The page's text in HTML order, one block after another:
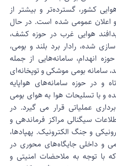
گسترده‌تر و بیشتر از
عمومی شده است. در حال
هوایی غرب در حوزه کشف،
شده، رادار برد بلند و بومی،
انهدام، سامانه‌هایی از جمله
بومی موشکی و توپخانه‌ای
حوزه سامانه‌های هواپایه
تسلیحات هوا به هوای بومی
عملیاتی قرار می گیرد. در
سیگنالی مراکز فرماندهی و
و جنگ الکترونیک. پهپادها،
جایگاه‌های محوری در
توجه به ملاحضات امنیتی و